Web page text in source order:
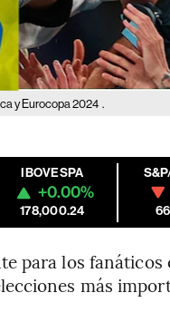
y Eurocopa 2024 .
IBOVESPA
+0.00%
178,000.24
para los fanáticos
más